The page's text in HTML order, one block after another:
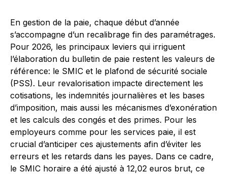
En gestion de la paie, chaque début d’année
s’accompagne d’un recalibrage fin des paramétrages.
Pour 2026, les principaux leviers qui irriguent
l’élaboration du bulletin de paie restent les valeurs de
référence: le SMIC et le plafond de sécurité sociale
(PSS). Leur revalorisation impacte directement les
cotisations, les indemnités journalières et les bases
d’imposition, mais aussi les mécanismes d’exonération
et les calculs des congés et des primes. Pour les
employeurs comme pour les services paie, il est
crucial d’anticiper ces ajustements afin d’éviter les
erreurs et les retards dans les payes. Dans ce cadre,
le SMIC horaire a été ajusté à 12,02 euros brut, ce